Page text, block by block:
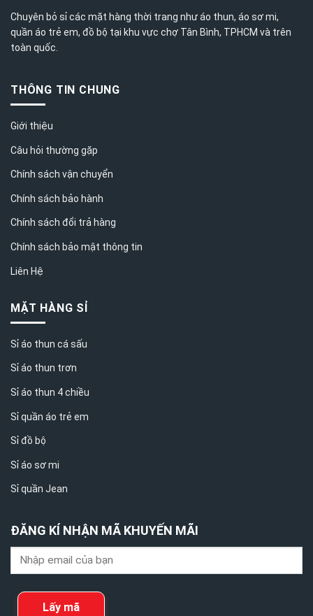
Chuyên bỏ sỉ các mặt hàng thời trang như áo thun, áo sơ mi,
quần áo trẻ em, đồ bộ tại khu vực chợ Tân Bình, TPHCM và trên
toàn quốc.
THÔNG TIN CHUNG
Giới thiệu
Câu hỏi thường gặp
Chính sách vận chuyển
Chính sách bảo hành
Chính sách đổi trả hàng
Chính sách bảo mật thông tin
Liên Hệ
MẶT HÀNG SỈ
Sỉ áo thun cá sấu
Sỉ áo thun trơn
Sỉ áo thun 4 chiều
Sỉ quần áo trẻ em
Sỉ đồ bộ
Sỉ áo sơ mi
Sỉ quần Jean
ĐĂNG KÍ NHẬN MÃ KHUYẾN MÃI
Lấy mã